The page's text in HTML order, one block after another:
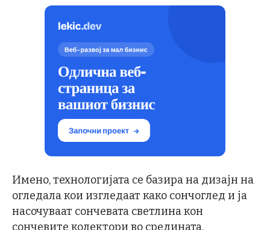
Имено, технологијата се базира на дизајн на
огледала кои изгледаат како сончоглед и ја
насочуваат сончевата светлина кон
сончевите колектори во средината.